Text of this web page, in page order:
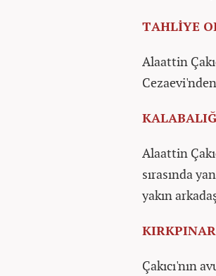
TAHLİYE
Alaattin
Alaattin
sırasında
yakın
Çakıcı'nın